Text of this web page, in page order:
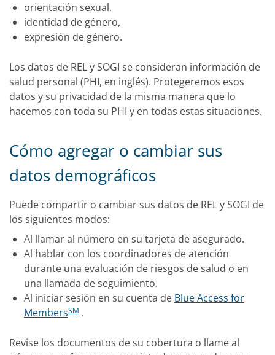
orientación sexual,
identidad de género,
expresión de género.
Los datos de REL y SOGI se consideran información de
salud personal (PHI, en inglés). Protegeremos esos
datos y su privacidad de la misma manera que lo
hacemos con toda su PHI y en todas estas situaciones.
Cómo agregar o cambiar sus
datos demográficos
Puede compartir o cambiar sus datos de REL y SOGI de
los siguientes modos:
Al llamar al número en su tarjeta de asegurado.
Al hablar con los coordinadores de atención
durante una evaluación de riesgos de salud o en
una llamada de seguimiento.
Al iniciar sesión en su cuenta de Blue Access for
MembersSM .
Revise los documentos de su cobertura o llame al